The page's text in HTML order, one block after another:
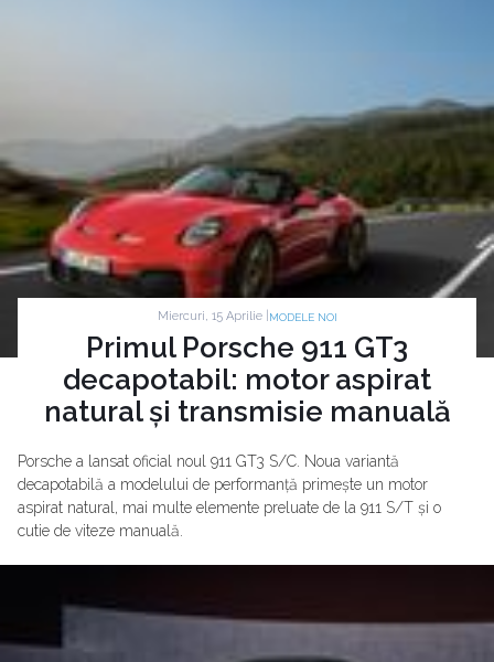
Miercuri, 15 Aprilie | MODELE NOI
Primul Porsche 911 GT3
decapotabil: motor aspirat
natural și transmisie manuală
Porsche a lansat oficial noul 911 GT3 S/C. Noua variantă
decapotabilă a modelului de performanță primește un motor
aspirat natural, mai multe elemente preluate de la 911 S/T și o
cutie de viteze manuală.